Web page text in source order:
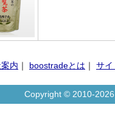
内 ｜ boostradeとは ｜ サイ
Copyright © 2010-